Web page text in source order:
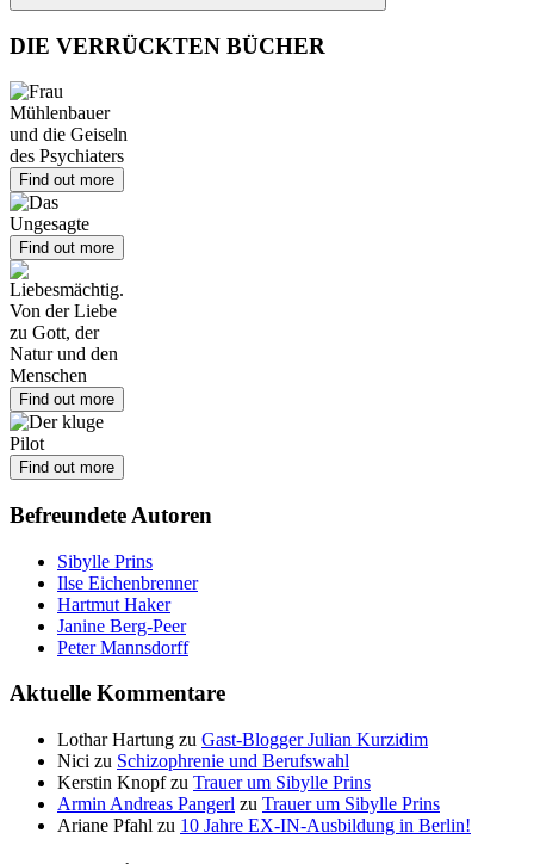
Suchen
DIE VERRÜCKTEN BÜCHER
Find out more
Find out more
Find out more
Find out more
Befreundete Autoren
Sibylle Prins
Ilse Eichenbrenner
Hartmut Haker
Janine Berg-Peer
Peter Mannsdorff
Aktuelle Kommentare
Lothar Hartung zu Gast-Blogger Julian Kurzidim
Nici zu Schizophrenie und Berufswahl
Kerstin Knopfzu Trauer um Sibylle Prins
Armin Andreas Pangerl zu Trauer um Sibylle Prins
Ariane Pfahl zu 10 Jahre EX-IN-Ausbildung in Berlin!